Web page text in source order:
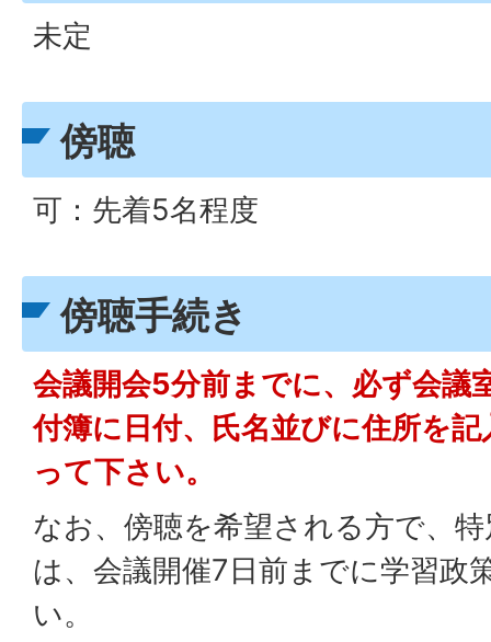
未定
傍聴
可：先着5名程度
傍聴手続き
会議開会5分前までに、必ず会議
付簿に日付、氏名並びに住所を
って下さい。
なお、傍聴を希望される方で、
は、会議開催7日前までに学習政
い。